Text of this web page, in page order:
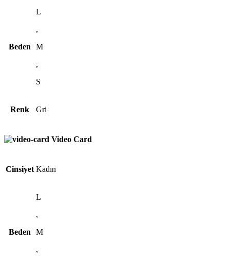
Beden
L
,
M
,
S
Renk Gri
Video Card
Cinsiyet Kadın
Beden
L
,
M
,